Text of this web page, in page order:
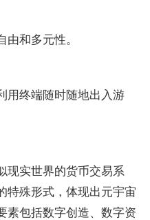
和多元性。
用终端随时随地出入游
现实世界的货币交易系
特殊形式，体现出元宇宙
素包括数字创造、数字资